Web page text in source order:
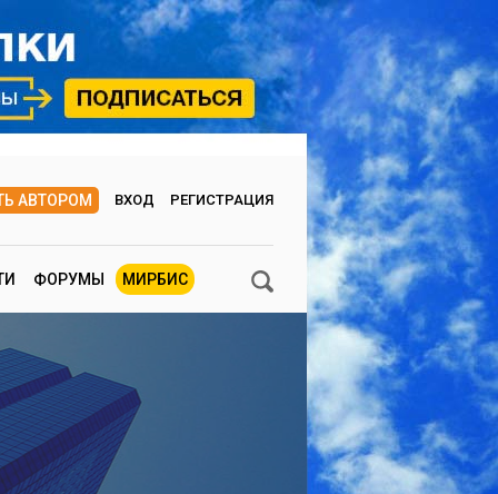
АВТОРОМ ВХОД РЕГИСТРАЦИЯ
ФОРУМЫ МИРБИС